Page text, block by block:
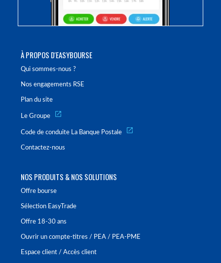
À PROPOS D'EASYBOURSE
Qui sommes-nous ?
Nos engagements RSE
Plan du site
Le Groupe
Code de conduite La Banque Postale
Contactez-nous
NOS PRODUITS & NOS SOLUTIONS
Offre bourse
Sélection EasyTrade
Offre 18-30 ans
Ouvrir un compte-titres / PEA / PEA-PME
Espace client / Accès client